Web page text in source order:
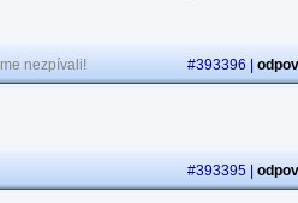
nezpívali! #393396 |
#393395 |